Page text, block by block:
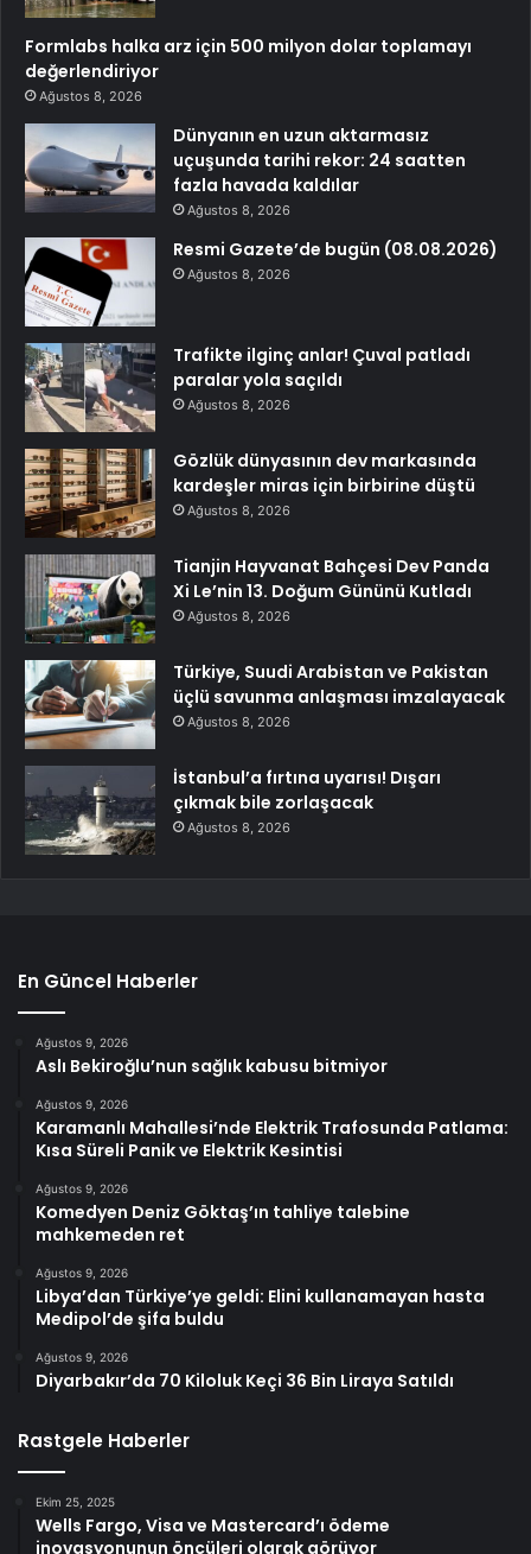
Formlabs halka arz için 500 milyon dolar toplamayı
değerlendiriyor
Ağustos 8, 2026
Dünyanın en uzun aktarmasız
uçuşunda tarihi rekor: 24 saatten
fazla havada kaldılar
Ağustos 8, 2026
Resmi Gazete’de bugün (08.08.2026)
Ağustos 8, 2026
Trafikte ilginç anlar! Çuval patladı
paralar yola saçıldı
Ağustos 8, 2026
Gözlük dünyasının dev markasında
kardeşler miras için birbirine düştü
Ağustos 8, 2026
Tianjin Hayvanat Bahçesi Dev Panda
Xi Le’nin 13. Doğum Gününü Kutladı
Ağustos 8, 2026
Türkiye, Suudi Arabistan ve Pakistan
üçlü savunma anlaşması imzalayacak
Ağustos 8, 2026
İstanbul’a fırtına uyarısı! Dışarı
çıkmak bile zorlaşacak
Ağustos 8, 2026
En Güncel Haberler
Ağustos 9, 2026
Aslı Bekiroğlu’nun sağlık kabusu bitmiyor
Ağustos 9, 2026
Karamanlı Mahallesi’nde Elektrik Trafosunda Patlama:
Kısa Süreli Panik ve Elektrik Kesintisi
Ağustos 9, 2026
Komedyen Deniz Göktaş’ın tahliye talebine
mahkemeden ret
Ağustos 9, 2026
Libya’dan Türkiye’ye geldi: Elini kullanamayan hasta
Medipol’de şifa buldu
Ağustos 9, 2026
Diyarbakır’da 70 Kiloluk Keçi 36 Bin Liraya Satıldı
Rastgele Haberler
Ekim 25, 2025
Wells Fargo, Visa ve Mastercard’ı ödeme
inovasyonunun öncüleri olarak görüyor